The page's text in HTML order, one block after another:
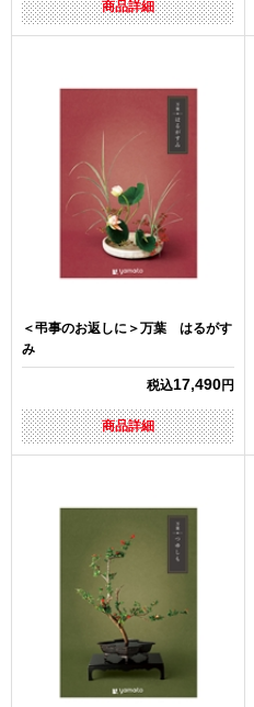
商品詳細
＜弔事のお返しに＞万葉 はるがす
み
税込17,490円
商品詳細